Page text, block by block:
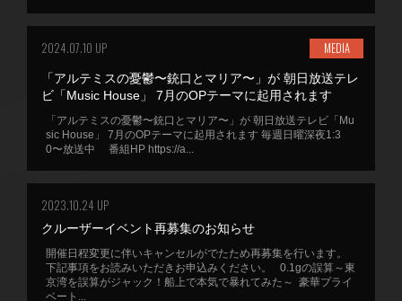
2024.07.10 UP MEDIA
「アルテミスの憂鬱〜銃口とマリア〜」が 朝日放送テレ
ビ「Music House」 7月のOPテーマに起用されます
「アルテミスの憂鬱〜銃口とマリア〜」が 朝日放送テレビ「Mu
sic House」 7月のOPテーマに起用されます 毎週日曜深夜1:3
0〜放送中 番組HP https://a...
2023.10.24 UP
クルーザーイベント再募集のお知らせ
開催日程変更に伴いキャンセルがでたため再募集を行います。
下記事項をお読みいただきお申込みください。 0.1gの誤算～東
京湾を誤算がジャック！船上で本気で暴れてみた～ 豪華プライ
ベート...